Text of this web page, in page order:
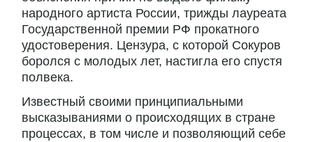
народного артиста России, трижды лауреата
Государственной премии РФ прокатного
удостоверения. Цензура, с которой Сокуров
боролся с молодых лет, настигла его спустя
полвека.
Известный своими принципиальными
высказываниями о происходящих в стране
процессах, в том числе и позволяющий себе